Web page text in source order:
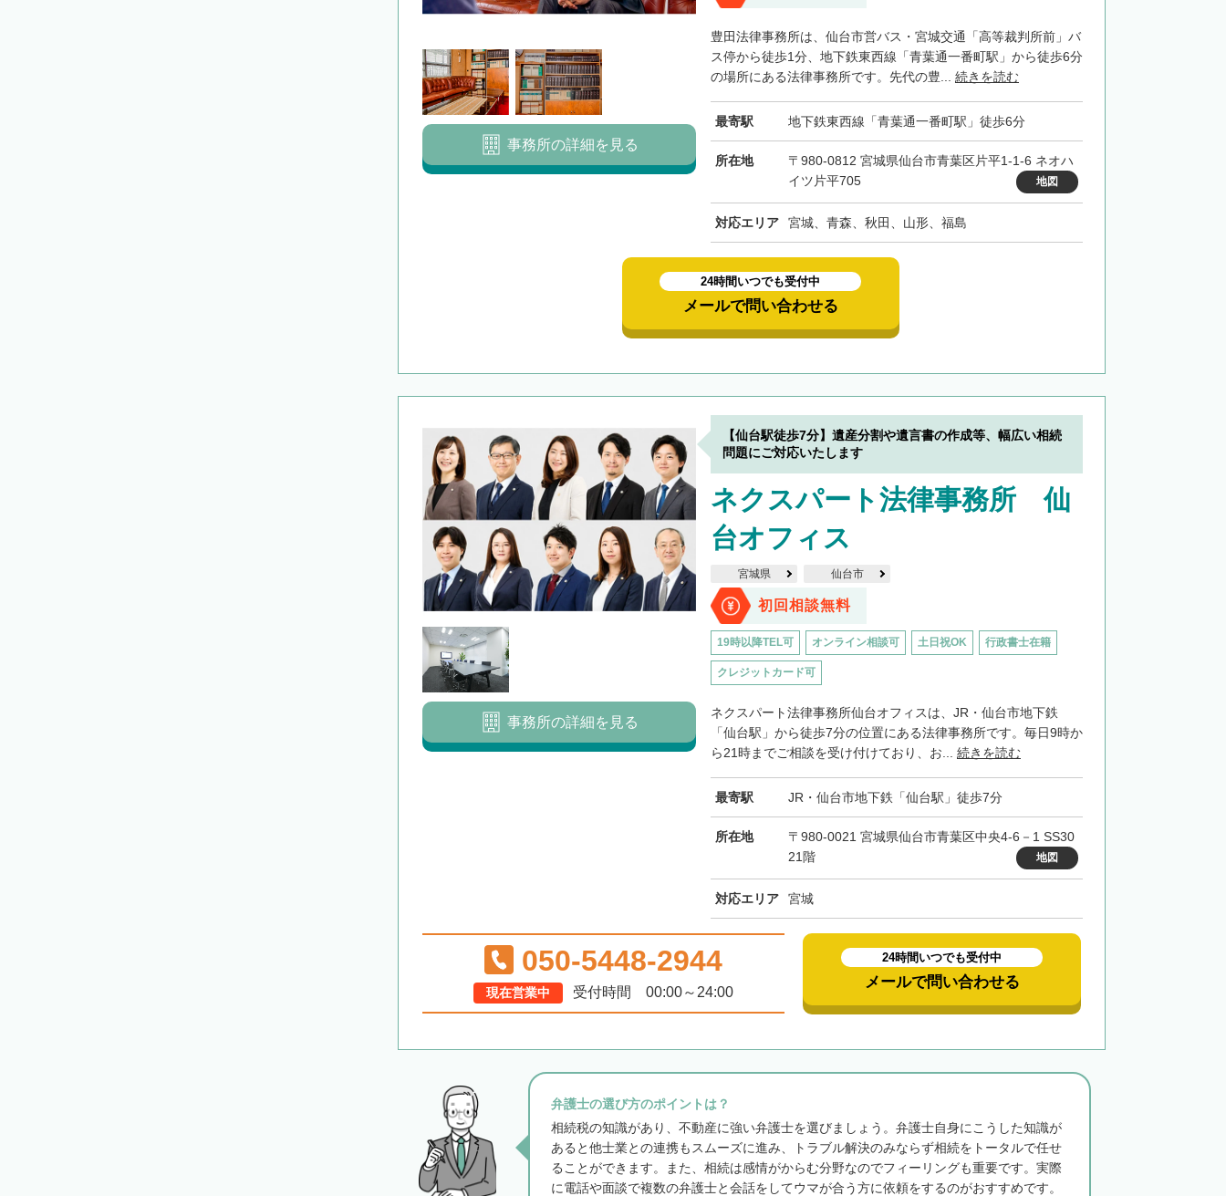
豊田法律事務所は、仙台市営バス・宮城交通「高等裁判所前」バ
ス停から徒歩1分、地下鉄東西線「青葉通一番町駅」から徒歩6分
の場所にある法律事務所です。先代の豊... 続きを読む
最寄駅 地下鉄東西線「青葉通一番町駅」徒歩6分
所在地
〒980-0812 宮城県仙台市青葉区片平1-1-6 ネオハ
イツ片平705
地図
対応エリア 宮城、青森、秋田、山形、福島
事務所の詳細を見る
24時間いつでも受付中
メールで問い合わせる
【仙台駅徒歩7分】遺産分割や遺言書の作成等、幅広い相続
問題にご対応いたします
ネクスパート法律事務所 仙
台オフィス
宮城県 仙台市
初回相談無料
19時以降TEL可 オンライン相談可 土日祝OK 行政書士在籍
クレジットカード可
ネクスパート法律事務所仙台オフィスは、JR・仙台市地下鉄
「仙台駅」から徒歩7分の位置にある法律事務所です。毎日9時か
ら21時までご相談を受け付けており、お... 続きを読む
最寄駅 JR・仙台市地下鉄「仙台駅」徒歩7分
所在地
〒980-0021 宮城県仙台市青葉区中央4-6－1 SS30
21階
地図
対応エリア 宮城
事務所の詳細を見る
050-5448-2944
現在営業中 受付時間 00:00～24:00
24時間いつでも受付中
メールで問い合わせる
弁護士の選び方のポイントは？
相続税の知識があり、不動産に強い弁護士を選びましょう。弁護士自身にこうした知識が
あると他士業との連携もスムーズに進み、トラブル解決のみならず相続をトータルで任せ
ることができます。また、相続は感情がからむ分野なのでフィーリングも重要です。実際
に電話や面談で複数の弁護士と会話をしてウマが合う方に依頼をするのがおすすめです。